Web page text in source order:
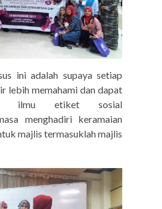
ini adalah supaya setiap
lebih memahami dan dapat
ilmu etiket sosial
menghadiri keramaian
majlis termasuklah majlis